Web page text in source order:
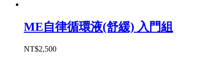
ME自律循環液(舒緩) 入門組
NT$2,500